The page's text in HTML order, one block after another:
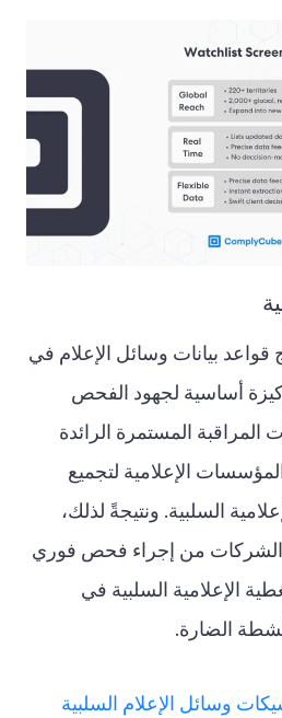
قواعد بيانات وسائل الإعلام في
أساسية لجهود الفحص
المراقبة المستمرة الرائدة
الإعلامية لتجميع
السلبية. ونتيجةً لذلك،
الشركات من إجراء فحص فوري
الإعلامية السلبية في
الضارة.
وسائل الإعلام السلبية